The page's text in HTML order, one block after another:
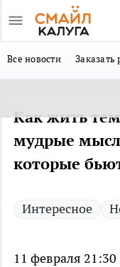
Все новости Заказать
Как жить
мудрые
которые
Интересное
11 февраля 21:30